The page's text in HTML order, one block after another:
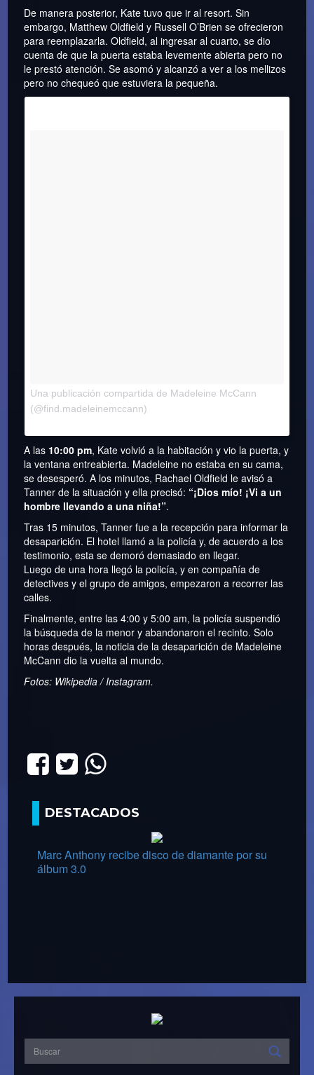
De manera posterior, Kate tuvo que ir al resort. Sin
embargo, Matthew Oldfield y Russell O’Brien se ofrecieron
para reemplazarla. Oldfield, al ingresar al cuarto, se dio
cuenta de que la puerta estaba levemente abierta pero no
le prestó atención. Se asomó y alcanzó a ver a los mellizos
pero no chequeó que estuviera la pequeña.
Una publicación compartida de Madeleine McCann
(@find.madeleinemccann)
A las 10:00 pm, Kate volvió a la habitación y vio la puerta, y
la ventana entreabierta. Madeleine no estaba en su cama,
se desesperó. A los minutos, Rachael Oldfield le avisó a
Tanner de la situación y ella precisó: “¡Dios mío! ¡Vi a un
hombre llevando a una niña!”.
Tras 15 minutos, Tanner fue a la recepción para informar la
desaparición. El hotel llamó a la policía y, de acuerdo a los
testimonio, esta se demoró demasiado en llegar.
Luego de una hora llegó la policía, y en compañía de
detectives y el grupo de amigos, empezaron a recorrer las
calles.
Finalmente, entre las 4:00 y 5:00 am, la policía suspendió
la búsqueda de la menor y abandonaron el recinto. Solo
horas después, la noticia de la desaparición de Madeleine
McCann dio la vuelta al mundo.
Fotos: Wikipedia / Instagram.
DESTACADOS
Marc Anthony recibe disco de diamante por su
álbum 3.0